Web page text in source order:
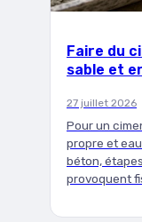
Faire du
sable et
27 juillet 2026
Pour un
propre et
béton,
provoquent